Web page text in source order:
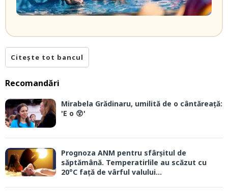
Citește tot bancul
Recomandări
Mirabela Grădinaru, umilită de o cântăreață:
'E o 😲'
Prognoza ANM pentru sfârșitul de
săptămână. Temperatirlile au scăzut cu
20°C față de vârful valului...